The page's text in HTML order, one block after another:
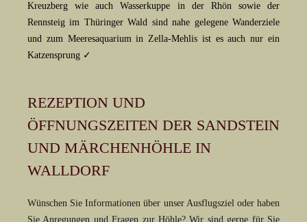
Kreuzberg wie auch Wasserkuppe in der Rhön sowie der
Rennsteig im Thüringer Wald sind nahe gelegene Wanderziele
und zum Meeresaquarium in Zella-Mehlis ist es auch nur ein
Katzensprung ✓
REZEPTION UND
ÖFFNUNGSZEITEN DER SANDSTEIN
UND MÄRCHENHÖHLE IN
WALLDORF
Wünschen Sie Informationen über unser Ausflugsziel oder haben
Sie Anregungen und Fragen zur Höhle? Wir sind gerne für Sie